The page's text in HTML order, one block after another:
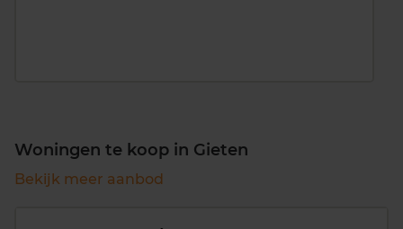
Woningen te koop in Gieten
Bekijk meer aanbod